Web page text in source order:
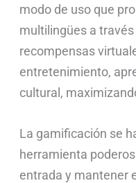
modo de uso que
multilingües a
recompensas
entretenimiento,
cultural,
La gamificación se
herramienta
entrada y mantener